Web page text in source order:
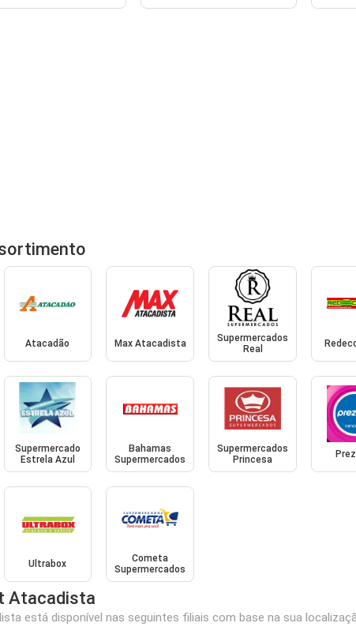
Atacadão Max Atacadista
Supermercados
Real
Supermercado
Estrela Azul
Bahamas
Supermercados
Supermercados
Princesa
Ultrabox
Cometa
Supermercados
Atacadista
está disponível nas seguintes filiais com base na sua